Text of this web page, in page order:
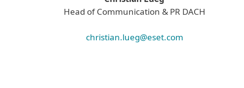
Head of Communication & PR DACH
christian.lueg@eset.com